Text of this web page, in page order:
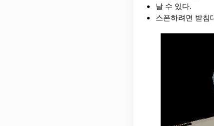
날 수 있다.
스폰하려면 받침